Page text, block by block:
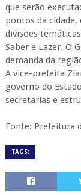
que serão
pontos da cidade,
divisões
Saber e Lazer. O
demanda da
A vice-prefeita
governo do
secretarias e
Fonte: Prefeitura
TAGS: